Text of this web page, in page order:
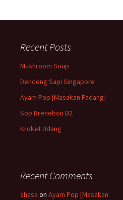
Recent Posts
Mushroom Soup
Dendeng Sapi Singapore
Ayam Pop [Masakan Padang]
Sop Brenebon B2
Kroket Udang
Recent Comments
shasa on Ayam Pop [Masakan